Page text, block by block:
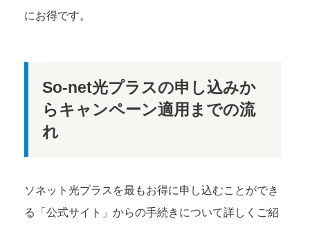
にお得です。
So-net光プラスの申し込みか
らキャンペーン適用までの流
れ
ソネット光プラスを最もお得に申し込むことができ
る「公式サイト」からの手続きについて詳しくご紹